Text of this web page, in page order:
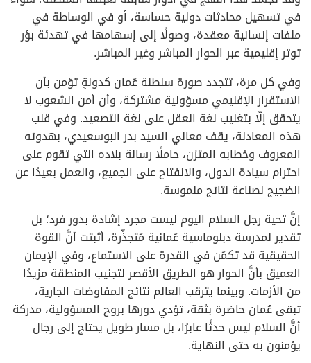
في تسهيل محادثات دولية حساسة، أو في الوساطة في
ملفات إنسانية معقدة، وصولًا إلى إسهامها في تهدئة بؤر
توتر إقليمية عبر الحوار المباشر وغير المباشر.
وفي كل مرة، تتجدد صورة سلطنة عُمان كدولةٍ تؤمن بأن
الاستقرار الإقليمي مسؤولية مشتركة، وأن أمن الشعوب لا
يتحقق إلّا بتغليب لغة العقل على لغة التصعيد. وفي قلب
هذه المعادلة، يقف معالي السيد بدر البوسعيدي، بهدوئه
المعروف وخطابه المتزن، حاملًا رسالة بلاده التي تقوم على
احترام سيادة الدول، والانفتاح على الجميع، والعمل بعيدًا عن
الضجيج لصناعة نتائج ملموسة.
إنَّ تحية رجل السلام اليوم ليست مجرد إشادة بدور فرد؛ بل
تقدير لمدرسة دبلوماسية عُمانية مُتجذِّرة، أثبتت أنَّ القوة
الحقيقية قد تكمُن في القدرة على الاستماع، وفي الإيمان
العميق بأنَّ الحوار هو الطريق الأقصر لتجنيب المنطقة مزيدًا
من الأزمات. وبينما يترقب العالم نتائج المفاوضات الجارية،
تبقى عُمان حاضرة بثقة، تؤدي دورها بروح المسؤولية، مدركة
أنَّ السلام ليس حدثًا عابرًا، بل مسار طويل يحتاج إلى رجال
يؤمنون به حتى النهاية.